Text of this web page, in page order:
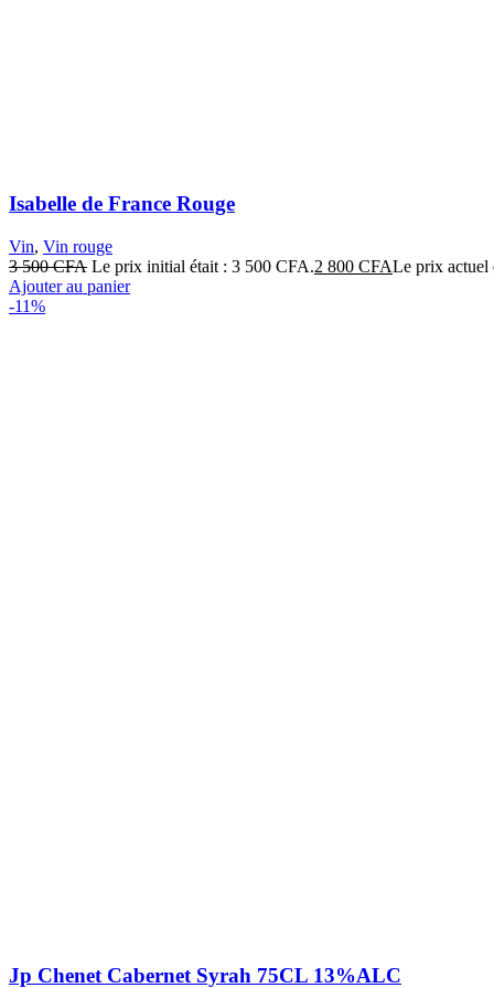
Isabelle de France Rouge
Vin, Vin rouge
3 500CFA Le prix initial était : 3 500 CFA.2 800 CFALe prix actuel
Ajouter au panier
-11%
Jp Chenet Cabernet Syrah 75CL 13%ALC